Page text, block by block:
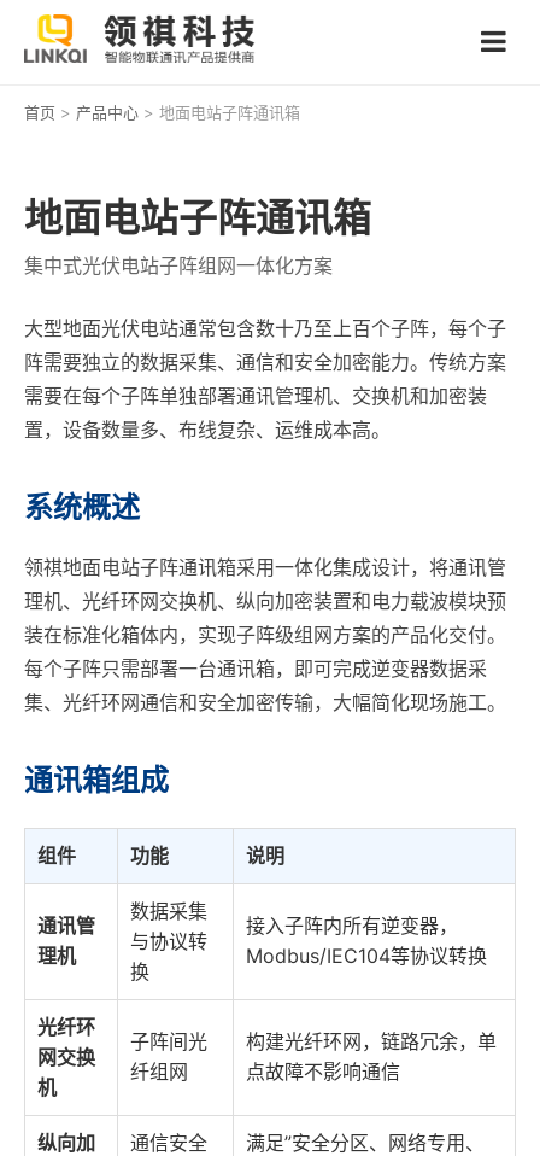
首页 > 产品中心 > 地面电站子阵通讯箱
地面电站子阵通讯箱
集中式光伏电站子阵组网一体化方案
大型地面光伏电站通常包含数十乃至上百个子阵，每个子
阵需要独立的数据采集、通信和安全加密能力。传统方案
需要在每个子阵单独部署通讯管理机、交换机和加密装
置，设备数量多、布线复杂、运维成本高。
系统概述
领祺地面电站子阵通讯箱采用一体化集成设计，将通讯管
理机、光纤环网交换机、纵向加密装置和电力载波模块预
装在标准化箱体内，实现子阵级组网方案的产品化交付。
每个子阵只需部署一台通讯箱，即可完成逆变器数据采
集、光纤环网通信和安全加密传输，大幅简化现场施工。
通讯箱组成
组件 功能 说明
通讯管
理机
数据采集
与协议转
换
接入子阵内所有逆变器，
Modbus/IEC104等协议转换
光纤环
网交换
机
子阵间光
纤组网
构建光纤环网，链路冗余，单
点故障不影响通信
纵向加
通信安全
满足”安全分区、网络专用、